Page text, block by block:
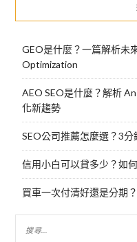
GEO是什麼？一篇解析未
Optimization
AEO SEO是什麼？解析
化新趨勢
SEO公司推薦怎麼選？3
信用小白可以貸多少？如
買車一次付清好還是分期